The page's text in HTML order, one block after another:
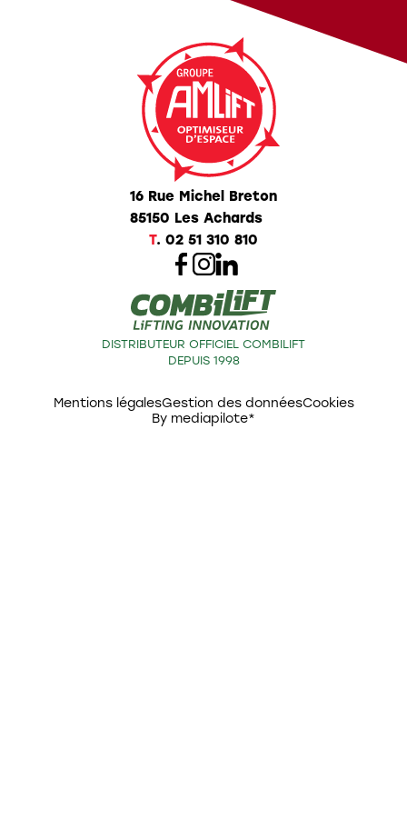
16 Rue Michel Breton
85150 Les Achards
T. 02 51 310 810
DISTRIBUTEUR OFFICIEL COMBILIFT
DEPUIS 1998
Mentions légalesGestion des donnéesCookies
By mediapilote*